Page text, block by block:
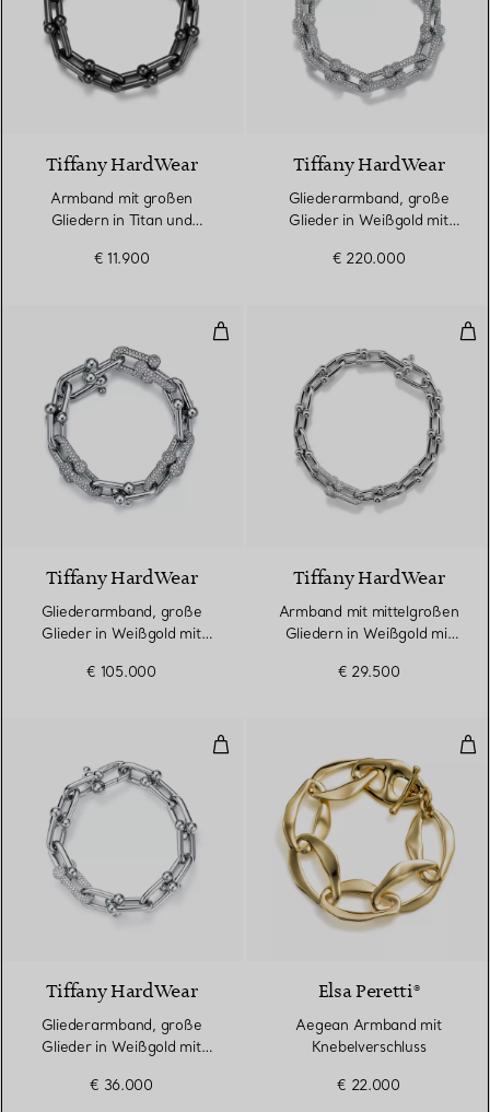
Tiffany HardWear
Armband mit großen
Gliedern in Titan und
€ 11.900
Tiffany HardWear
Gliederarmband, große
Glieder in Weißgold mit
€ 220.000
Gliederarmband, große Glieder
3 Materialien
Tiffany HardWear
Gliederarmband, große
Glieder in Weißgold mit
€ 105.000
Tiffany HardWear
Armband mit mittelgroßen
Gliedern in Weißgold mit
€ 29.500
Gliederarmband, große Glieder
3 Materialien
Tiffany HardWear
Gliederarmband, große
Glieder in Weißgold mit
€ 36.000
Elsa Peretti®
Aegean Armband mit
Knebelverschluss
€ 22.000